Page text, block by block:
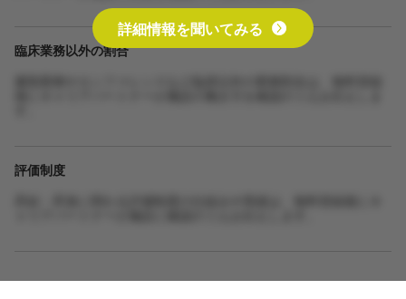
臨床業務以外の割合
評価制度
詳細情報を聞いてみる